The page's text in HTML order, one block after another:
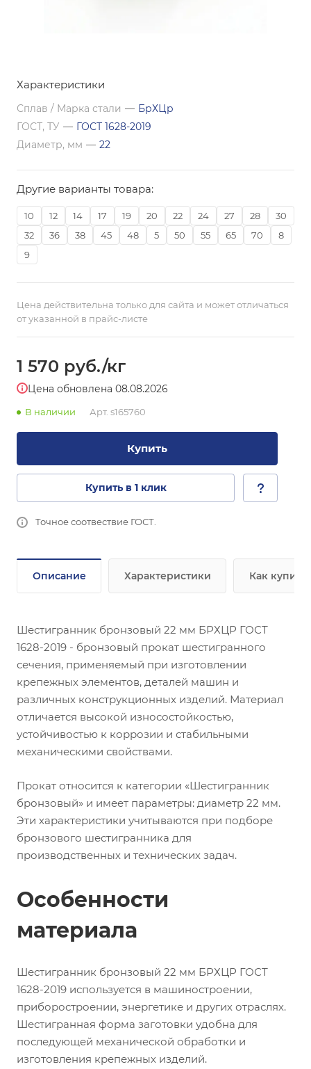
Характеристики
Сплав / Марка стали — БрХЦр
ГОСТ, ТУ — ГОСТ 1628-2019
Диаметр, мм — 22
Другие варианты товара:
10 12 14 17 19 20 22 24 27 28
30
32
36 38 45 48 5 50 55 65 70
8
9
Цена действительна только для сайта и может отличаться
от указанной в прайс-листе
1 570 руб./кг
Цена обновлена 08.08.2026
В наличии Арт. s165760
Купить
Купить в 1 клик
Точное соотвествие ГОСТ.
Описание Характеристики Как купить
Шестигранник бронзовый 22 мм БРХЦР ГОСТ
1628-2019 - бронзовый прокат шестигранного
сечения, применяемый при изготовлении
крепежных элементов, деталей машин и
различных конструкционных изделий. Материал
отличается высокой износостойкостью,
устойчивостью к коррозии и стабильными
механическими свойствами.
Прокат относится к категории «Шестигранник
бронзовый» и имеет параметры: диаметр 22 мм.
Эти характеристики учитываются при подборе
бронзового шестигранника для
производственных и технических задач.
Особенности
материала
Шестигранник бронзовый 22 мм БРХЦР ГОСТ
1628-2019 используется в машиностроении,
приборостроении, энергетике и других отраслях.
Шестигранная форма заготовки удобна для
последующей механической обработки и
изготовления крепежных изделий.